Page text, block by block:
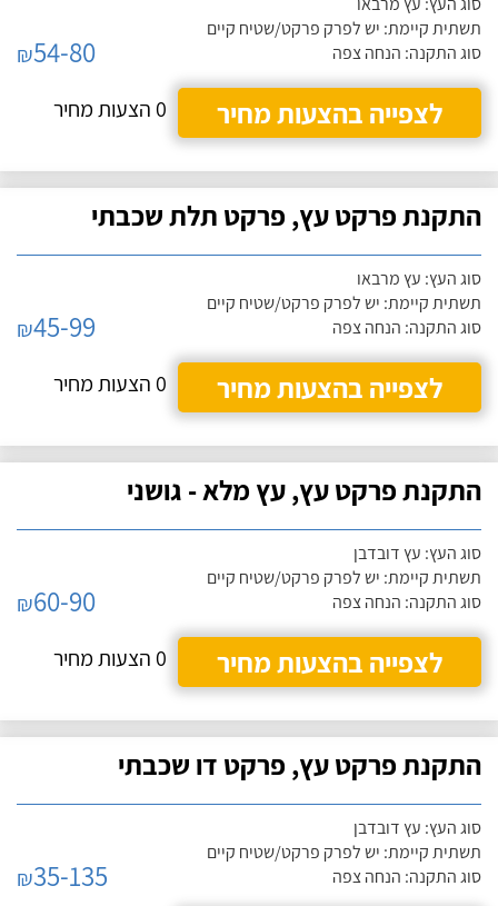
תשתית קיימת: יש לפרק פרקט/שטיח קיים
סוג התקנה: הנחה צפה
₪54-80
לצפייה בהצעות מחיר
0 הצעות מחיר
התקנת פרקט עץ, פרקט תלת שכבתי
סוג העץ: עץ מרבאו
תשתית קיימת: יש לפרק פרקט/שטיח קיים
סוג התקנה: הנחה צפה
₪45-99
לצפייה בהצעות מחיר
0 הצעות מחיר
התקנת פרקט עץ, עץ מלא - גושני
סוג העץ: עץ דובדבן
תשתית קיימת: יש לפרק פרקט/שטיח קיים
סוג התקנה: הנחה צפה
₪60-90
לצפייה בהצעות מחיר
0 הצעות מחיר
התקנת פרקט עץ, פרקט דו שכבתי
סוג העץ: עץ דובדבן
תשתית קיימת: יש לפרק פרקט/שטיח קיים
סוג התקנה: הנחה צפה
₪35-135